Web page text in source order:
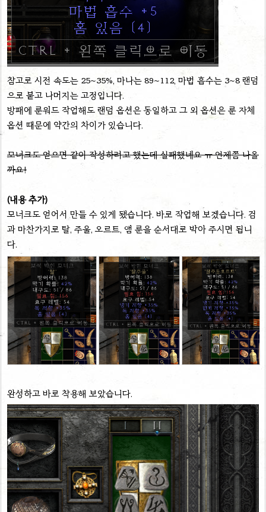
참고로 시전 속도는 25~35%, 마나는 89~112, 마법 흡수는 3~8 랜덤
으로 붙고 나머지는 고정입니다.
방패에 룬워드 작업해도 랜덤 옵션은 동일하고 그 외 옵션은 룬 자체
옵션 때문에 약간의 차이가 있습니다.
모너크도 얻으면 같이 작성하려고 했는데 실패했네요 ㅠ 언제쯤 나올
까요!
(내용 추가)
모너크도 얻어서 만들 수 있게 됐습니다. 바로 작업해 보겠습니다. 검
과 마찬가지로 탈, 주울, 오르트, 앰 룬을 순서대로 박아 주시면 됩니
다.
완성하고 바로 착용해 보았습니다.